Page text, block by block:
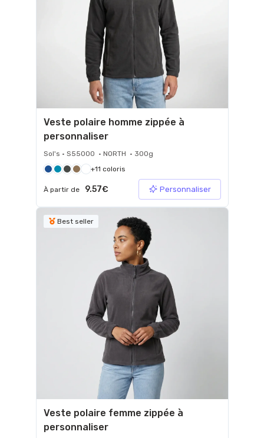
Veste polaire homme zippée à
personnaliser
Sol's • S55000 • NORTH • 300g
+11 coloris
À partir de 9.57€ Personnaliser
Best seller
Veste polaire femme zippée à
personnaliser